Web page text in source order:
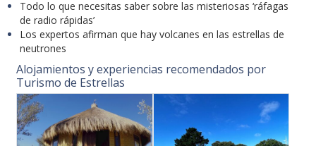
Todo lo que necesitas saber sobre las misteriosas ‘ráfagas
de radio rápidas’
Los expertos afirman que hay volcanes en las estrellas de
neutrones
Alojamientos y experiencias recomendados por
Turismo de Estrellas